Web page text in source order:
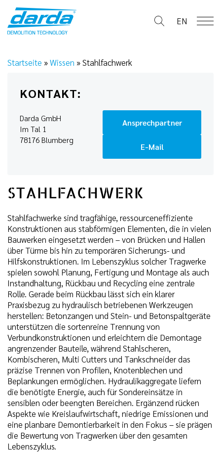
content
EN
Startseite »Wissen »Stahlfachwerk
KONTAKT:
Darda GmbH
Im Tal 1
78176 Blumberg
Ansprechpartner
E-Mail
STAHLFACHWERK
Stahlfachwerke sind tragfähige, ressourceneffiziente
Konstruktionen aus stabförmigen Elementen, die in vielen
Bauwerken eingesetzt werden – von Brücken und Hallen
über Türme bis hin zu temporären Sicherungs- und
Hilfskonstruktionen. Im Lebenszyklus solcher Tragwerke
spielen sowohl Planung, Fertigung und Montage als auch
Instandhaltung, Rückbau und Recycling eine zentrale
Rolle. Gerade beim Rückbau lässt sich ein klarer
Praxisbezug zu hydraulisch betriebenen Werkzeugen
herstellen: Betonzangen und Stein- und Betonspaltgeräte
unterstützen die sortenreine Trennung von
Verbundkonstruktionen und erleichtern die Demontage
angrenzender Bauteile, während Stahlscheren,
Kombischeren, Multi Cutters und Tankschneider das
präzise Trennen von Profilen, Knotenblechen und
Beplankungen ermöglichen. Hydraulikaggregate liefern
die benötigte Energie, auch für Sondereinsätze in
sensiblen oder beengten Bereichen. Ergänzend rücken
Aspekte wie Kreislaufwirtschaft, niedrige Emissionen und
eine planbare Demontierbarkeit in den Fokus – sie prägen
die Bewertung von Tragwerken über den gesamten
Lebenszyklus.